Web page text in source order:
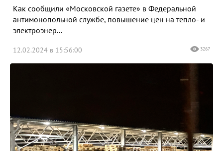
Как сообщили «Московской газете» в Федеральной
антимонопольной службе, повышение цен на тепло- и
электроэнер...
12.02.2024 в 15:56:00 3267